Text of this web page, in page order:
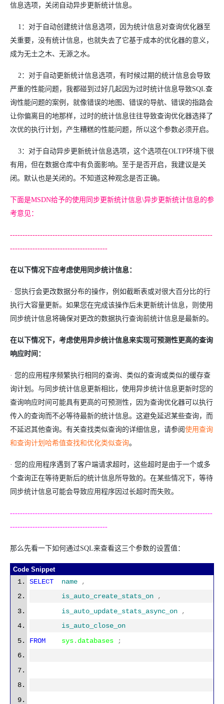
信息选项，关闭自动异步更新统计信息。
1：对于自动创建统计信息选项，因为统计信息对查询优化器至
关重要，没有统计信息，也就失去了它基于成本的优化器的意义，
成为无土之木、无源之水。
2：对于自动更新统计信息选项，有时候过期的统计信息会导致
严重的性能问题，我都碰到过好几起因为过时统计信息导致SQL查
询性能问题的案例，就像错误的地图、错误的导航、错误的指路会
让你偏离目的地那样，过时的统计信息往往导致查询优化器选择了
次优的执行计划，产生糟糕的性能问题，所以这个参数必须开启。
3：对于自动异步更新统计信息选项，这个选项在OLTP环境下很
有用，但在数据仓库中有负面影响。至于是否开启，我建议是关
闭。默认也是关闭的。不知道这种观念是否正确。
下面是MSDN给予的使用同步更新统计信息\异步更新统计信息的参
考意见：
---------------------------------------------------------------------------------
---------------------------------------
在以下情况下应考虑使用同步统计信息：
· 您执行会更改数据分布的操作，例如截断表或对很大百分比的行
执行大容量更新。如果您在完成该操作后未更新统计信息，则使用
同步统计信息将确保对更改的数据执行查询前统计信息是最新的。
在以下情况下，考虑使用异步统计信息来实现可预测性更高的查询
响应时间：
· 您的应用程序频繁执行相同的查询、类似的查询或类似的缓存查
询计划。与同步统计信息更新相比，使用异步统计信息更新时您的
查询响应时间可能具有更高的可预测性，因为查询优化器可以执行
传入的查询而不必等待最新的统计信息。这避免延迟某些查询，而
不延迟其他查询。有关查找类似查询的详细信息，请参阅使用查询
和查询计划哈希值查找和优化类似查询。
· 您的应用程序遇到了客户端请求超时，这些超时是由于一个或多
个查询正在等待更新后的统计信息所导致的。在某些情况下，等待
同步统计信息可能会导致应用程序因过长超时而失败。
---------------------------------------------------------------------------------
---------------------------------------
那么先看一下如何通过SQL来查看这三个参数的设置值：
Code Snippet
SELECT name
,
is_auto_create_stats_on
,
is_auto_update_stats_async_on
,
is_auto_close_on
FROM sys. databases ;